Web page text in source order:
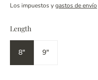
Los impuestos ygastos de envío
Length
8" 9"